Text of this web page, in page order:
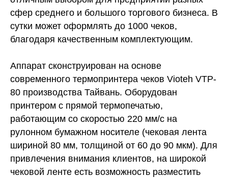
сфер среднего и большого торгового бизнеса. В
сутки может оформлять до 1000 чеков,
благодаря качественным комплектующим.
Аппарат сконструирован на основе
современного термопринтера чеков Vioteh VTP-
80 производства Тайвань. Оборудован
принтером с прямой термопечатью,
работающим со скоростью 220 мм/c на
рулонном бумажном носителе (чековая лента
шириной 80 мм, толщиной от 60 до 90 мкм). Для
привлечения внимания клиентов, на широкой
чековой ленте есть возможность разместить